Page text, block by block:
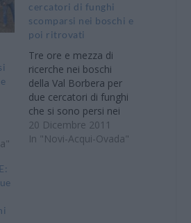
cercatori di funghi
scomparsi nei boschi e
poi ritrovati
Tre ore e mezza di
ricerche nei boschi
della Val Borbera per
due cercatori di funghi
che si sono persi nei
boschi vicino alla
strette di Pertuso.
20 Dicembre 2011
In "Novi-Acqui-Ovada"